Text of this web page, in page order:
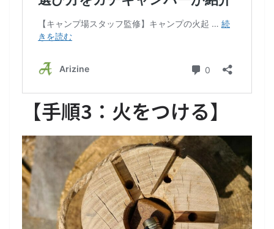
【手順3：火をつける】